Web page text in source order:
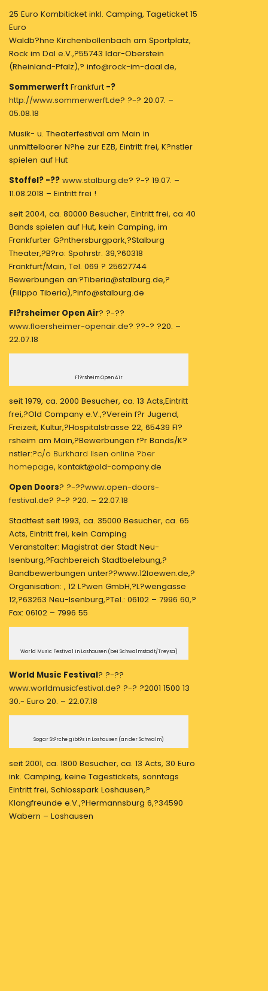
25 Euro Kombiticket inkl. Camping, Tageticket 15
Euro
Waldb?hne Kirchenbollenbach am Sportplatz,
Rock im Dal e.V.,?55743 Idar-Oberstein
(Rheinland-Pfalz),? info@rock-im-daal.de,
Sommerwerft Frankfurt -?
http://www.sommerwerft.de? ?-? 20.07. –
05.08.18
Musik- u. Theaterfestival am Main in
unmittelbarer N?he zur EZB, Eintritt frei, K?nstler
spielen auf Hut
Stoffel? -?? www.stalburg.de? ?-? 19.07. –
11.08.2018 – Eintritt frei !
seit 2004, ca. 80000 Besucher, Eintritt frei, ca 40
Bands spielen auf Hut, kein Camping, im
Frankfurter G?nthersburgpark,?Stalburg
Theater,?B?ro: Spohrstr. 39,?60318
Frankfurt/Main, Tel. 069 ? 25627744
Bewerbungen an:?Tiberia@stalburg.de,?
(Filippo Tiberia),?info@stalburg.de
Fl?rsheimer Open Air? ?-??
www.floersheimer-openair.de? ??-? ?20. –
22.07.18
Fl?rsheim Open Air
seit 1979, ca. 2000 Besucher, ca. 13 Acts,Eintritt
frei,?Old Company e.V.,?Verein f?r Jugend,
Freizeit, Kultur,?Hospitalstrasse 22, 65439 Fl?
rsheim am Main,?Bewerbungen f?r Bands/K?
nstler:?c/o Burkhard Ilsen online ?ber
homepage, kontakt@old-company.de
Open Doors? ?-??www.open-doors-
festival.de? ?-? ?20. – 22.07.18
Stadtfest seit 1993, ca. 35000 Besucher, ca. 65
Acts, Eintritt frei, kein Camping
Veranstalter: Magistrat der Stadt Neu-
Isenburg,?Fachbereich Stadtbelebung,?
Bandbewerbungen unter??www.12loewen.de,?
Organisation: , 12 L?wen GmbH,?L?wengasse
12,?63263 Neu-Isenburg,?Tel.: 06102 – 7996 60,?
Fax: 06102 – 7996 55
World Music Festival in Loshausen (bei Schwalmstadt/Treysa)
World Music Festival? ?-??
www.worldmusicfestival.de? ?-? ?2001 1500 13
30.- Euro 20. – 22.07.18
Sogar St?rche gibt?s in Loshausen (an der Schwalm)
seit 2001, ca. 1800 Besucher, ca. 13 Acts, 30 Euro
ink. Camping, keine Tagestickets, sonntags
Eintritt frei, Schlosspark Loshausen,?
Klangfreunde e.V.,?Hermannsburg 6,?34590
Wabern – Loshausen